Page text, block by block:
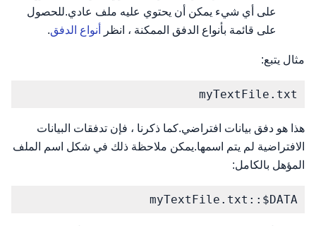
على أي شيء يمكن أن يحتوي عليه ملف عادي.للحصول
على قائمة بأنواع الدفق الممكنة ، انظر
أنواع الدفق.
مثال يتبع:
myTextFile.txt
هذا هو دفق بيانات افتراضي.كما ذكرنا ، فإن تدفقات البيانات
الافتراضية لم يتم اسمها.يمكن ملاحظة ذلك في شكل اسم الملف
المؤهل بالكامل:
myTextFile.txt::$DATA